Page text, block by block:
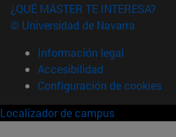
¿QUÉ MÁSTER TE INTERESA?
© Universidad de Navarra
Información legal
Accesibilidad
Configuración de cookies
Localizador de campus